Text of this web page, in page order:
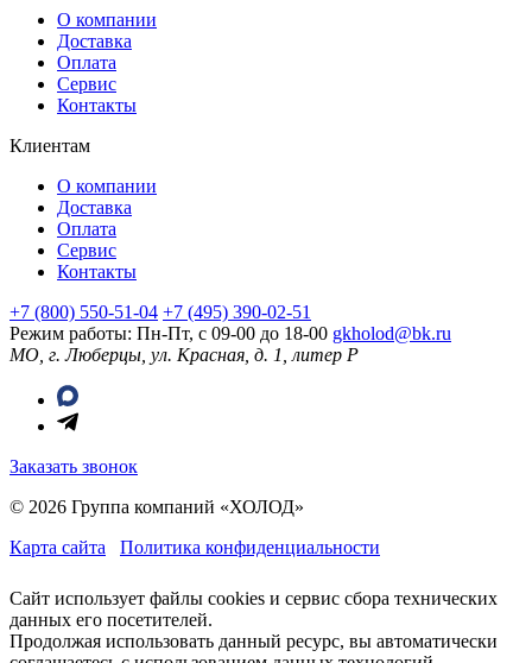
О компании
Доставка
Оплата
Сервис
Контакты
Клиентам
О компании
Доставка
Оплата
Сервис
Контакты
+7 (800) 550-51-04 +7 (495) 390-02-51
Режим работы: Пн-Пт, с 09-00 до 18-00 gkholod@bk.ru
МО, г. Люберцы, ул. Красная, д. 1, литер Р
Заказать звонок
© 2026 Группа компаний «ХОЛОД»
Карта сайта
Политика конфиденциальности
Сайт использует файлы cookies и сервис сбора технических
данных его посетителей.
Продолжая использовать данный ресурс, вы автоматически